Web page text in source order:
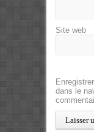
Site web
dans le